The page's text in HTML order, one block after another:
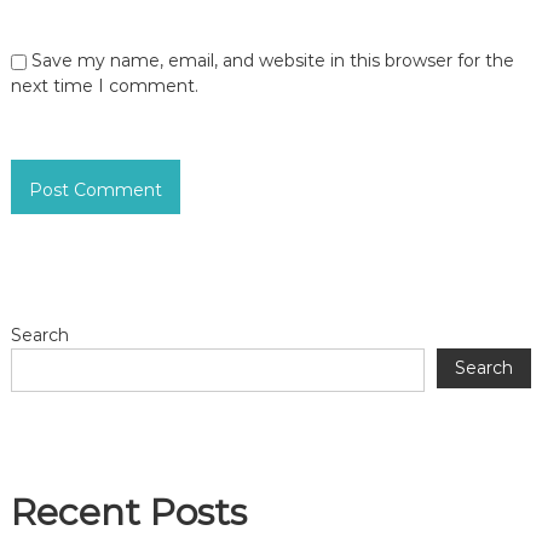
Save my name, email, and website in this browser for the
next time I comment.
Search
Search
Recent Posts